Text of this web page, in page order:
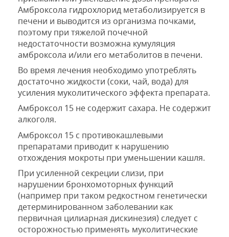
Амброксола гидрохлорид метаболизируется в
печени и выводится из организма почками,
поэтому при тяжелой почечной
недостаточности возможна кумуляция
амброксола и/или его метаболитов в печени.
Во время лечения необходимо употреблять
достаточно жидкости (соки, чай, вода) для
усиления муколитического эффекта препарата.
Амброксол 15 не содержит сахара. Не содержит
алкоголя.
Амброксол 15 с противокашлевыми
препаратами приводит к нарушению
отхождения мокроты при уменьшении кашля.
При усиленной секреции слизи, при
нарушении бронхомоторных функций
(например при таком редкостном генетически
детерминированном заболевании как
первичная цилиарная дискинезия) следует с
осторожностью применять муколитические